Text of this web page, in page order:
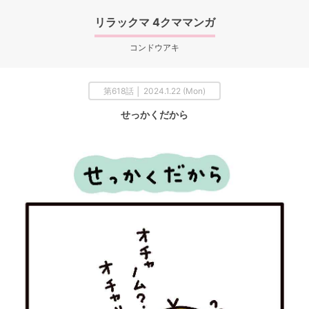
リラックマ 4クママンガ
コンドウアキ
第618話 │ 2024.1.22 (Mon)
せっかくだから